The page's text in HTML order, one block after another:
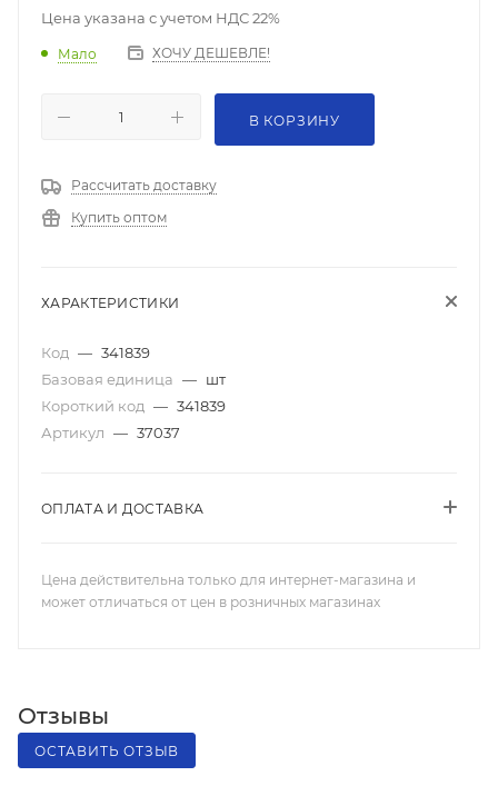
Цена указана с учетом НДС 22%
Мало ХОЧУ ДЕШЕВЛЕ!
В КОРЗИНУ
Рассчитать доставку
Купить оптом
ХАРАКТЕРИСТИКИ
Код — 341839
Базовая единица — шт
Короткий код — 341839
Артикул — 37037
ОПЛАТА И ДОСТАВКА
Цена действительна только для интернет-магазина и
может отличаться от цен в розничных магазинах
Отзывы
ОСТАВИТЬ ОТЗЫВ